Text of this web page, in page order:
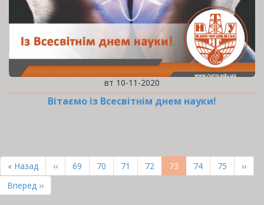
вт 10-11-2020
Вітаємо із Всесвітнім днем науки!
НА
СТОРІНКИ
Перша
сторінка
« Назад
Попередня
сторінка
‹‹ Page
69 Page
70 Page
71 Page
72
Поточна
сторінка
73 Page
74 Page
75
››
Остання
сторінка
Вперед ››